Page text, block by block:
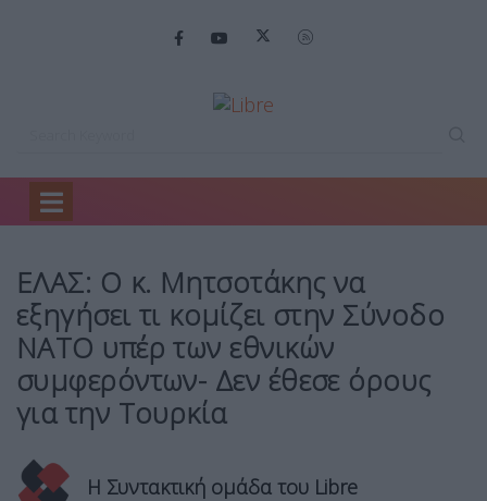
Home
ΕΛΑΣ: Ο κ. Μητσοτάκης να
εξηγήσει τι κομίζει στην Σύνοδο
ΝΑΤΟ υπέρ των εθνικών
συμφερόντων- Δεν έθεσε όρους
για την Τουρκία
Η Συντακτική ομάδα του Libre